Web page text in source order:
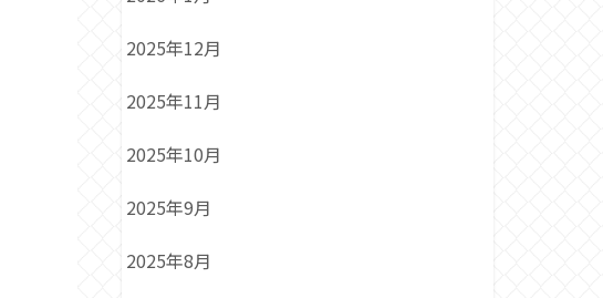
2025年12月
2025年11月
2025年10月
2025年9月
2025年8月